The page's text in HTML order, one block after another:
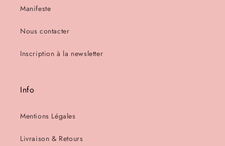
Manifeste
Nous contacter
Inscription à la newsletter
Info
Mentions Légales
Livraison & Retours